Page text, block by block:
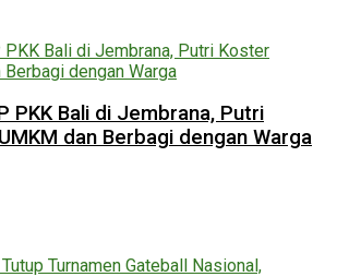
PKK Bali di Jembrana, Putri
dan Berbagi dengan Warga